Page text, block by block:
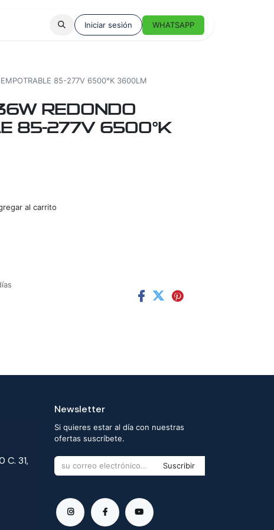
Iniciar sesión WHATSAPP
85-277V 6500°K 3600LM
REDONDO
85-277V 6500°K
al carrito
C. 31,
Newsletter
Si quieres estar al día con nuestras
ofertas suscríbete.
Suscribir